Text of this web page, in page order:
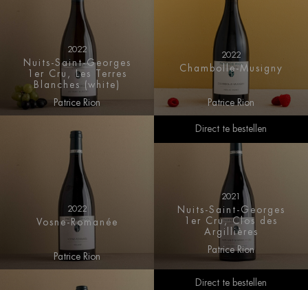
2022
Nuits-Saint-Georges
1er Cru, Les Terres
Blanches (white)
Patrice Rion
2022
Chambolle-Musigny
Patrice Rion
2022
Vosne-Romanée
Patrice Rion
Direct te bestellen
2021
Nuits-Saint-Georges
1er Cru, Clos des
Argillières
Patrice Rion
Direct te bestellen